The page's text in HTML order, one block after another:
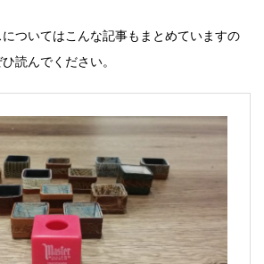
ついてはこんな記事もまとめていますの
読んでください。